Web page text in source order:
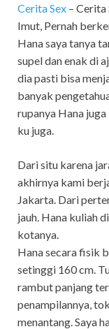
Cerita Sex – Cerita
Imut, Pernah
Hana saya tanya
supel dan enak di
dia pasti bisa
banyak
rupanya Hana
ku juga.
Dari situ karena
akhirnya kami
Jakarta. Dari
jauh. Hana kuliah
kotanya.
Hana secara fisik
setinggi 160 cm.
rambut panjang
penampilannya,
menantang. Saya